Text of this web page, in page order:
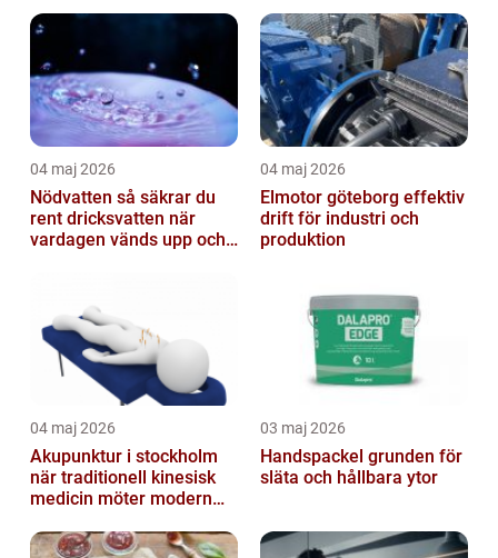
04 maj 2026
Nödvatten så säkrar du
rent dricksvatten när
vardagen vänds upp och
04 maj 2026
Elmotor göteborg effektiv
drift för industri och
produktion
04 maj 2026
Akupunktur i stockholm
när traditionell kinesisk
medicin möter modern
03 maj 2026
Handspackel grunden för
släta och hållbara ytor